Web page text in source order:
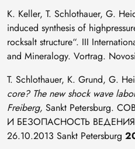
K. Keller, T. Schlothauer, G.
induced synthesis of
rocksalt structure“. III
and Mineralogy. Vortrag.
T. Schlothauer, K. Grund, G.
core? The new shock wave
Freiberg, Sankt Petersburg.
И БЕЗОПАСНОСТЬ
26.10.2013 Sankt Petersburg